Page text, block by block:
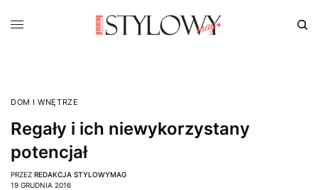
DOM I WNĘTRZE
Regały i ich niewykorzystany
potencjał
PRZEZ REDAKCJA STYLOWYMAG
19 GRUDNIA 2016